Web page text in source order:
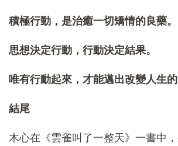
積極行動，是治癒一切矯情的良藥。
思想決定行動，行動決定結果。
唯有行動起來，才能邁出改變人生的
結尾
木心在《雲雀叫了一整天》一書中